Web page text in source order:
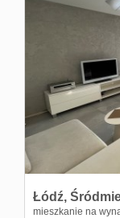
Łódź,
mieszkanie na